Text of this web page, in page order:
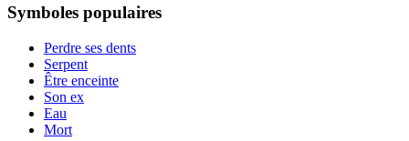
Symboles populaires
Perdre ses dents
Serpent
Être enceinte
Son ex
Eau
Mort